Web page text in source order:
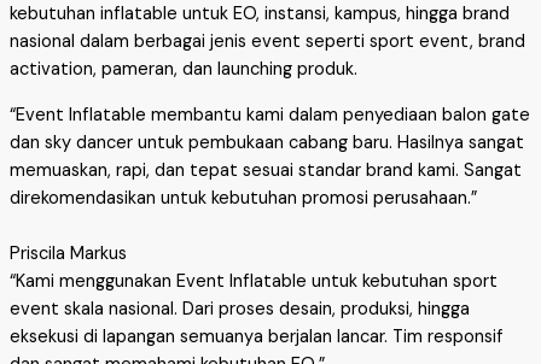
kebutuhan inflatable untuk EO, instansi, kampus, hingga brand
nasional dalam berbagai jenis event seperti sport event, brand
activation, pameran, dan launching produk.
“Event Inflatable membantu kami dalam penyediaan balon gate
dan sky dancer untuk pembukaan cabang baru. Hasilnya sangat
memuaskan, rapi, dan tepat sesuai standar brand kami. Sangat
direkomendasikan untuk kebutuhan promosi perusahaan.”
Priscila Markus
“Kami menggunakan Event Inflatable untuk kebutuhan sport
event skala nasional. Dari proses desain, produksi, hingga
eksekusi di lapangan semuanya berjalan lancar. Tim responsif